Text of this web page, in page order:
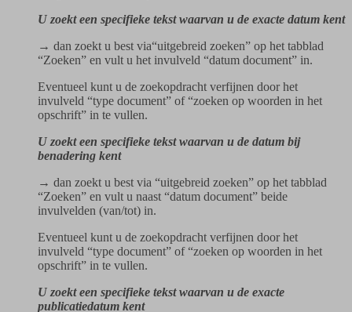
U zoekt een specifieke tekst waarvan u de exacte datum kent
→ dan zoekt u best via“uitgebreid zoeken” op het tabblad
“Zoeken” en vult u het invulveld “datum document” in.
Eventueel kunt u de zoekopdracht verfijnen door het
invulveld “type document” of “zoeken op woorden in het
opschrift” in te vullen.
U zoekt een specifieke tekst waarvan u de datum bij
benadering kent
→ dan zoekt u best via “uitgebreid zoeken” op het tabblad
“Zoeken” en vult u naast “datum document” beide
invulvelden (van/tot) in.
Eventueel kunt u de zoekopdracht verfijnen door het
invulveld “type document” of “zoeken op woorden in het
opschrift” in te vullen.
U zoekt een specifieke tekst waarvan u de exacte
publicatiedatum kent